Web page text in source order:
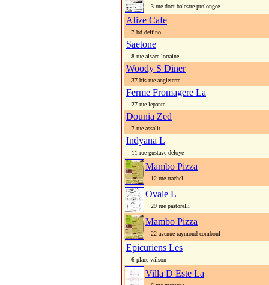
3 rue doct balestre prolongee
Alize Cafe
7 bd delfino
Saetone
8 rue alsace lorraine
Woody S Diner
37 bis rue angleterre
Ferme Fromagere La
27 rue lepante
Dounia Zed
7 rue assalit
Indyana L
11 rue gustave deloye
Mambo Pizza
12 rue trachel
Ovale L
29 rue pastorelli
Mambo Pizza
22 avenue raymond comboul
Epicuriens Les
6 place wilson
Villa D Este La